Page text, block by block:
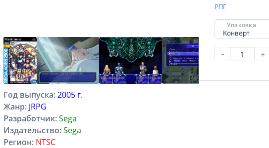
РПГ
Упаковка
- +
Описание Характеристики Отзывы
Год выпуска:2005 г.
Жанр: JRPG
Разработчик:Sega
Издательство:Sega
Регион: NTSC